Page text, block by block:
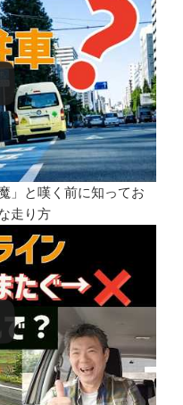
」と嘆く前に知ってお
走り方